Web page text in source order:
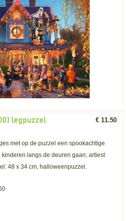
legpuzzel € 11.50
met op de puzzel een spookachtige
langs de deuren gaan, artiest
48 x 34 cm, halloweenpuzzel.